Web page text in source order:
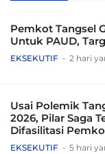
Pemkot Tangsel
Untuk PAUD,
EKSEKUTIF 2 hari
Usai Polemik
2026, Pilar Saga
Difasilitasi
EKSEKUTIF 5 hari